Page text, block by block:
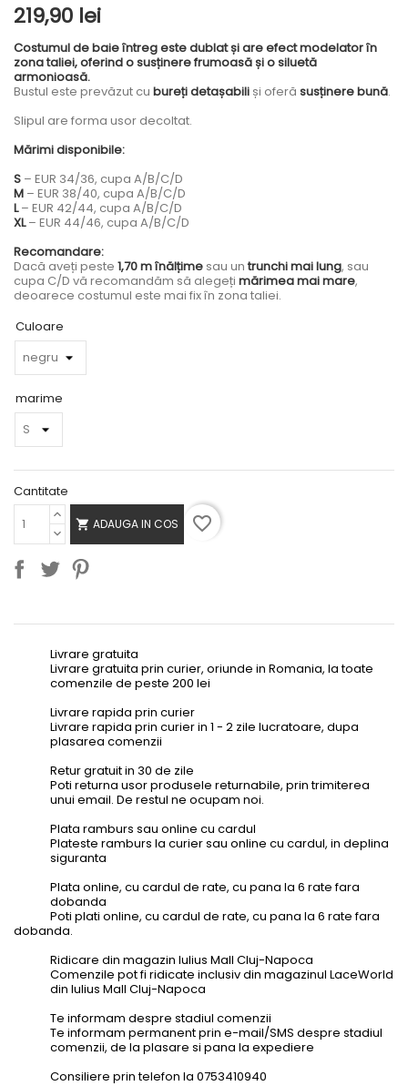
219,90 lei
Costumul de baie întreg este dublat și are efect modelator în
zona taliei, oferind o susținere frumoasă și o siluetă
armonioasă.
Bustul este prevăzut cu bureți detașabili și oferă susținere bună.
Slipul are forma usor decoltat.
Mărimi disponibile:
S – EUR 34/36, cupa A/B/C/D
M – EUR 38/40, cupa A/B/C/D
L– EUR 42/44, cupa A/B/C/D
XL– EUR 44/46, cupa A/B/C/D
Recomandare:
Dacă aveți peste 1,70 m înălțime sau un trunchi mai lung, sau
cupa C/D vă recomandăm să alegeți mărimea mai mare,
deoarece costumul este mai fix în zona taliei.
Culoare
marime
Cantitate
 ADAUGA IN COS favorite_border
Livrare gratuita
Livrare gratuita prin curier, oriunde in Romania, la toate
comenzile de peste 200 lei
Livrare rapida prin curier
Livrare rapida prin curier in 1 - 2 zile lucratoare, dupa
plasarea comenzii
Retur gratuit in 30 de zile
Poti returna usor produsele returnabile, prin trimiterea
unui email. De restul ne ocupam noi.
Plata ramburs sau online cu cardul
Plateste ramburs la curier sau online cu cardul, in deplina
siguranta
Plata online, cu cardul de rate, cu pana la 6 rate fara
dobanda
Poti plati online, cu cardul de rate, cu pana la 6 rate fara
dobanda.
Ridicare din magazin Iulius Mall Cluj-Napoca
Comenzile pot fi ridicate inclusiv din magazinul LaceWorld
din Iulius Mall Cluj-Napoca
Te informam despre stadiul comenzii
Te informam permanent prin e-mail/SMS despre stadiul
comenzii, de la plasare si pana la expediere
Consiliere prin telefon la 0753410940